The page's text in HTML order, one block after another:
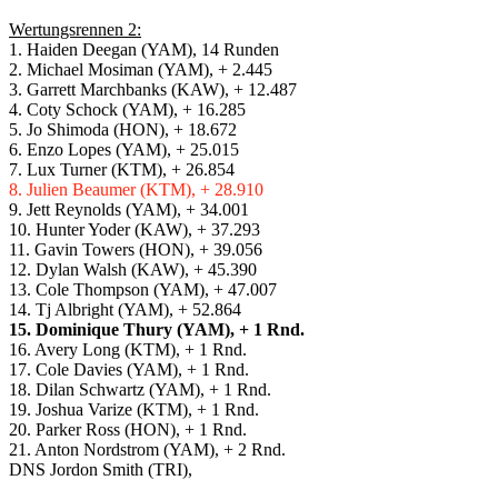
Wertungsrennen 2:
1. Haiden Deegan (YAM), 14 Runden
2. Michael Mosiman (YAM), + 2.445
3. Garrett Marchbanks (KAW), + 12.487
4. Coty Schock (YAM), + 16.285
5. Jo Shimoda (HON), + 18.672
6. Enzo Lopes (YAM), + 25.015
7. Lux Turner (KTM), + 26.854
8. Julien Beaumer (KTM), + 28.910
9. Jett Reynolds (YAM), + 34.001
10. Hunter Yoder (KAW), + 37.293
11. Gavin Towers (HON), + 39.056
12. Dylan Walsh (KAW), + 45.390
13. Cole Thompson (YAM), + 47.007
14. Tj Albright (YAM), + 52.864
15. Dominique Thury (YAM), + 1 Rnd.
16. Avery Long (KTM), + 1 Rnd.
17. Cole Davies (YAM), + 1 Rnd.
18. Dilan Schwartz (YAM), + 1 Rnd.
19. Joshua Varize (KTM), + 1 Rnd.
20. Parker Ross (HON), + 1 Rnd.
21. Anton Nordstrom (YAM), + 2 Rnd.
DNS Jordon Smith (TRI),